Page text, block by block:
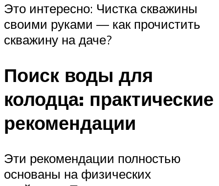
Это интересно: Чистка скважины
своими руками — как прочистить
скважину на даче?
Поиск воды для
колодца: практические
рекомендации
Эти рекомендации полностью
основаны на физических